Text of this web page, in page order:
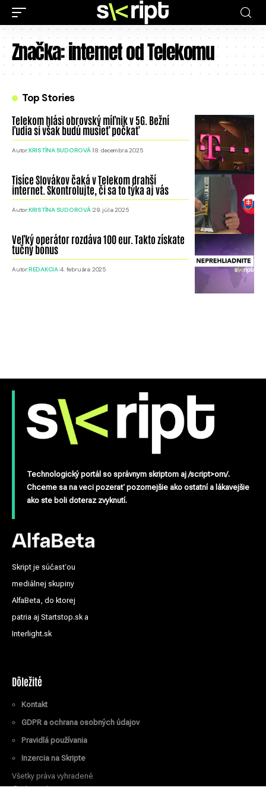
Značka:internet od Telekomu
Top Stories
Telekom hlási obrovský míľnik v 5G. Bežní
ľudia si však budú musieť počkať
Autor:KRISTÍNA SUDOROVÁ 18. decembra 2025
Tisíce Slovákov čaká v Telekom drahší
internet. Skontrolujte, či sa to týka aj vás
Autor:KRISTÍNA SUDOROVÁ 29. júla 2025
Veľký operátor rozdáva 100 eur. Takto získate
tučný bonus
Autor:REDAKCIA 4. februára 2025
Technologický portál so správnym skriptom aj /script>om/.
Chceme sa na veci pozerať pozornejšie ako ostatní a lákavejšie
ako ste boli doteraz zvyknutí.
Skript je súčasťou
mediálnej skupiny
AlfaBeta, do ktorej
patria aj Startstop.sk a
Interlight.sk
Dôležité
Kontakt
GDPR a ochrana osobných údajov
Pravidlá používania
Inzercia na Skripte
Všetky práva vyhradené
© Skript.sk